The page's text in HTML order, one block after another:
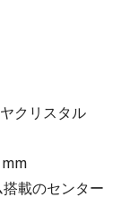
クリスタル
載のセンター